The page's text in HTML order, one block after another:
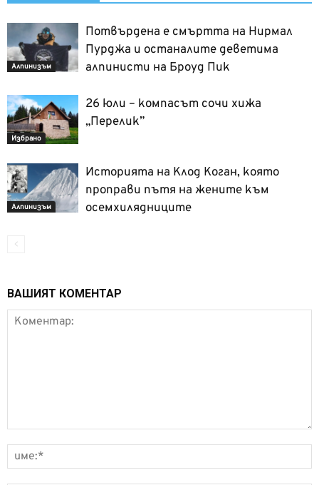
Алпинизъм
Потвърдена е смъртта на Нирмал
Пурджа и останалите деветима
алпинисти на Броуд Пик
Избрано
26 юли – компасът сочи хижа
„Перелик”
Алпинизъм
Историята на Клод Коган, която
проправи пътя на жените към
осемхилядниците
ВАШИЯТ КОМЕНТАР